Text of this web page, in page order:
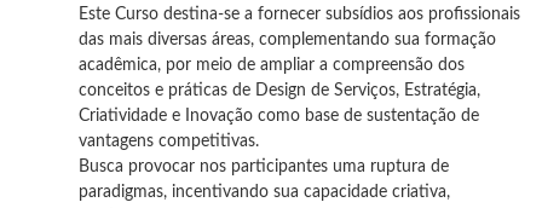
Este Curso destina-se a fornecer subsídios aos profissionais
das mais diversas áreas, complementando sua formação
acadêmica, por meio de ampliar a compreensão dos
conceitos e práticas de Design de Serviços, Estratégia,
Criatividade e Inovação como base de sustentação de
vantagens competitivas.
Busca provocar nos participantes uma ruptura de
paradigmas, incentivando sua capacidade criativa,